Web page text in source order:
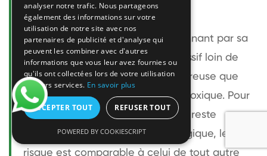
l'homme ?
Le frelon européen est impressionnant par sa
taille mais relativement peu agressif loin de
son nid. Sa piqûre est plus douloureuse que
celle d'une guêpe sans être plus toxique. Pour
une personne non allergique, elle reste
bénigne. Pour une personne allergique, le
risque est comparable à celui de tout autre
analyser notre trafic. Nous partageons
également des informations sur votre
utilisation de notre site avec nos
partenaires de publicité et d'analyse qui
peuvent les combiner avec d'autres
informations que vous leur avez fournies ou
qu'ils ont collectées lors de votre utilisation
de leurs services. En savoir plus
ACCEPTER TOUT REFUSER TOUT
POWERED BY COOKIESCRIPT